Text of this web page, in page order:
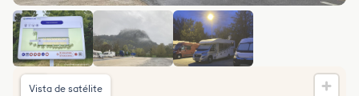
Vista de satélite